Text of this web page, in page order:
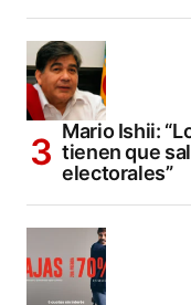
Mario Ishii:
tienen que
electorales”